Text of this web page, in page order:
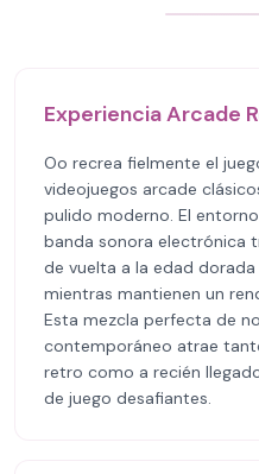
Experiencia Arcade
Oo recrea fielmente el
videojuegos arcade
pulido moderno. El
banda sonora electrónica
de vuelta a la edad
mientras mantienen un
Esta mezcla perfecta de
contemporáneo atrae
retro como a recién
de juego desafiantes.